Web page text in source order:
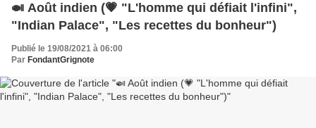
🍛 Août indien (💗 "L'homme qui défiait l'infini",
"Indian Palace", "Les recettes du bonheur")
Publié le 19/08/2021 à 06:00
Par FondantGrignote